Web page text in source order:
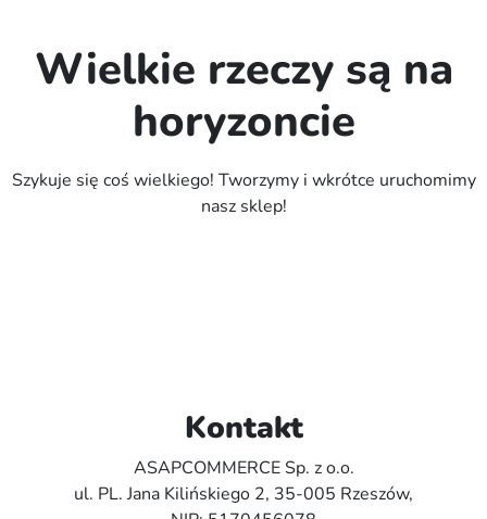
Wielkie rzeczy są na
horyzoncie
Szykuje się coś wielkiego! Tworzymy i wkrótce uruchomimy
nasz sklep!
Kontakt
ASAPCOMMERCE Sp. z o.o.
ul. PL. Jana Kilińskiego 2, 35-005 Rzeszów,